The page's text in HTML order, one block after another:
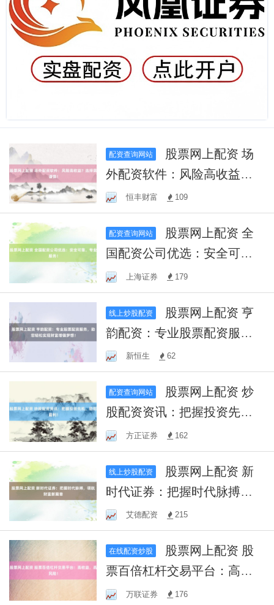
配资查询网站
外配资软件：风险高收益？
选择需谨慎！
恒丰财富 109
配资查询网站
国配资公司优选：安全可
靠，专业服务！
上海证券 179
线上炒股配资
韵配资：专业股票配资服
务，助您轻松实现财富增值
梦想！
新恒生 62
配资查询网站
股配资资讯：把握投资先
机，助您盈利！
方正证券 162
线上炒股配资
时代证券：把握时代脉搏，
领航财富新篇章
艾德配资 215
在线配资炒股
票百倍杠杆交易平台：高收
益，高风险！
万联证券 176